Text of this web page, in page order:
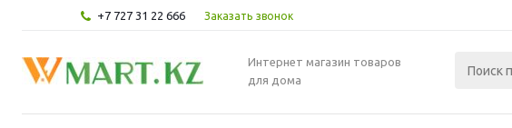
+7 727 31 22 666 Заказать звонок
Интернет магазин товаров
для дома